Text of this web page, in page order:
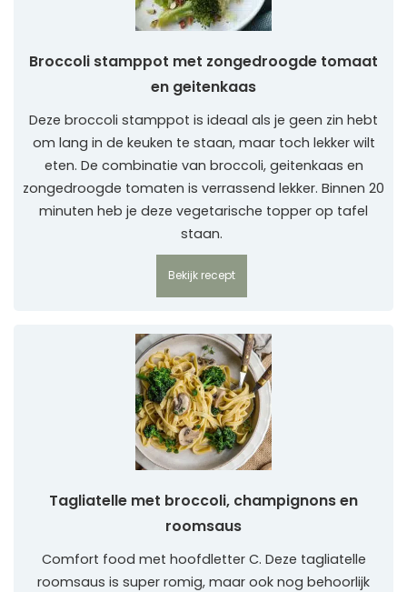
Broccoli stamppot met zongedroogde tomaat
en geitenkaas
Deze broccoli stamppot is ideaal als je geen zin hebt
om lang in de keuken te staan, maar toch lekker wilt
eten. De combinatie van broccoli, geitenkaas en
zongedroogde tomaten is verrassend lekker. Binnen 20
minuten heb je deze vegetarische topper op tafel
staan.
Bekijk recept
Tagliatelle met broccoli, champignons en
roomsaus
Comfort food met hoofdletter C. Deze tagliatelle
roomsaus is super romig, maar ook nog behoorlijk